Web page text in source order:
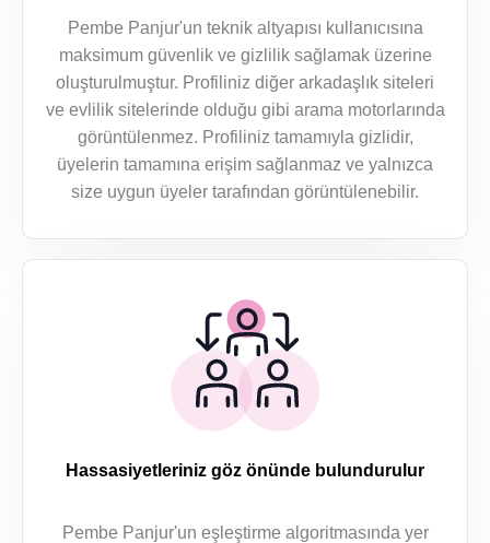
Pembe Panjur'un teknik altyapısı kullanıcısına
maksimum güvenlik ve gizlilik sağlamak üzerine
oluşturulmuştur. Profiliniz diğer arkadaşlık siteleri
ve evlilik sitelerinde olduğu gibi arama motorlarında
görüntülenmez. Profiliniz tamamıyla gizlidir,
üyelerin tamamına erişim sağlanmaz ve yalnızca
size uygun üyeler tarafından görüntülenebilir.
Hassasiyetleriniz göz önünde bulundurulur
Pembe Panjur'un eşleştirme algoritmasında yer